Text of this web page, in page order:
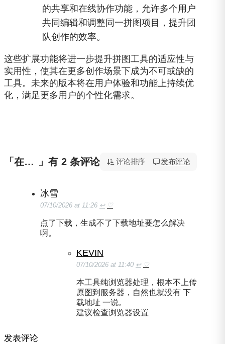
的共享和在线协作功能，允许多个用户
共同编辑和调整同一拼图项目，提升团
队创作的效率。
这些扩展功能将进一步提升拼图工具的适应性与
实用性，使其在更多创作场景下成为不可或缺的
工具。未来的版本将在用户体验和功能上持续优
化，满足更多用户的个性化需求。
「在线拼图工具 - 自由布局与长图拼接 - 免登录图片拼接工具」 」有 2 条评论 评论排序 发布评论
冰雪
07/10/2026 at 11:26 ↩ ♡
点了下载，生成不了下载地址要怎么解决
啊。
KEVIN
07/10/2026 at 11:40 ↩ ♡
本工具纯浏览器处理，根本不上传
原图到服务器，自然也就没有 下
载地址 一说。
建议检查浏览器设置
发表评论